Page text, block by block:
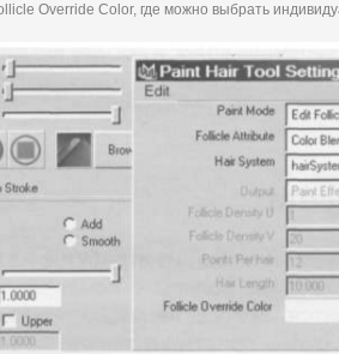
Override Color, где можно выбрать